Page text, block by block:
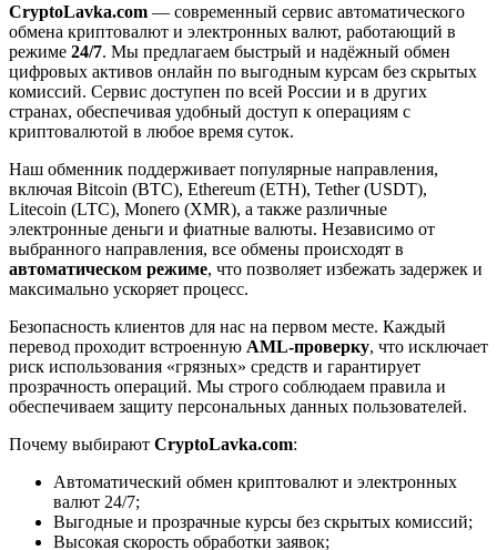
CryptoLavka.com — современный сервис автоматического
обмена криптовалют и электронных валют, работающий в
режиме 24/7. Мы предлагаем быстрый и надёжный обмен
цифровых активов онлайн по выгодным курсам без скрытых
комиссий. Сервис доступен по всей России и в других
странах, обеспечивая удобный доступ к операциям с
криптовалютой в любое время суток.
Наш обменник поддерживает популярные направления,
включая Bitcoin (BTC), Ethereum (ETH), Tether (USDT),
Litecoin (LTC), Monero (XMR), а также различные
электронные деньги и фиатные валюты. Независимо от
выбранного направления, все обмены происходят в
автоматическом режиме, что позволяет избежать задержек и
максимально ускоряет процесс.
Безопасность клиентов для нас на первом месте. Каждый
перевод проходит встроенную AML-проверку, что исключает
риск использования «грязных» средств и гарантирует
прозрачность операций. Мы строго соблюдаем правила и
обеспечиваем защиту персональных данных пользователей.
Почему выбирают CryptoLavka.com:
Автоматический обмен криптовалют и электронных
валют 24/7;
Выгодные и прозрачные курсы без скрытых комиссий;
Высокая скорость обработки заявок;